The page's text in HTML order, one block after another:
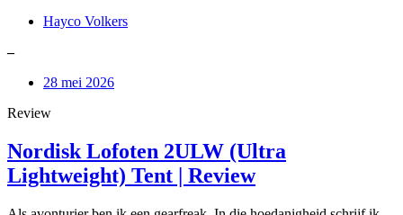
Hayco Volkers
–
28 mei 2026
Review
Nordisk Lofoten 2ULW (Ultra
Lightweight) Tent | Review